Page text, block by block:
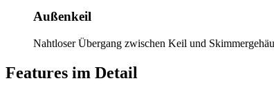
Außenkeil
Nahtloser Übergang zwischen Keil und
Features im Detail